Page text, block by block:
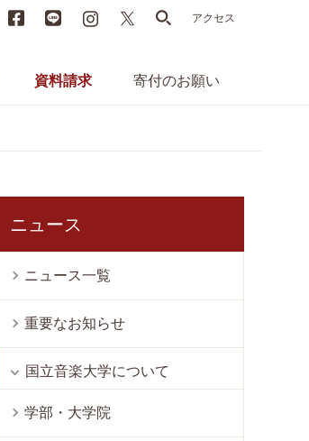
FacebookLINE instagram search
アクセス
資料請求 寄付のお願い
ニュース
ニュース一覧
重要なお知らせ
国立音楽大学について
学部・大学院